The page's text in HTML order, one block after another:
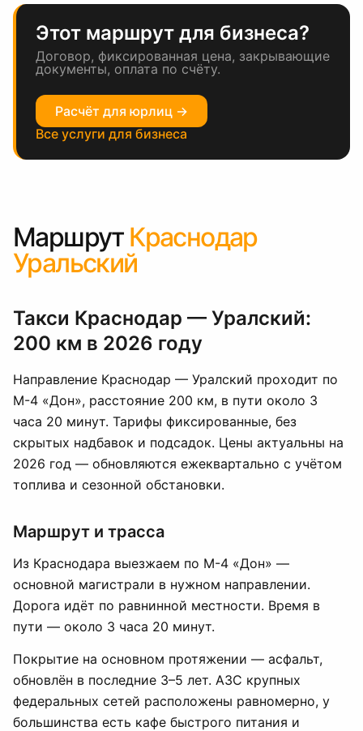
Этот маршрут для бизнеса?
Договор, фиксированная цена, закрывающие
документы, оплата по счёту.
Расчёт для юрлиц →
Все услуги для бизнеса
Маршрут Краснодар
Уральский
Такси Краснодар — Уралский:
200 км в 2026 году
Направление Краснодар — Уралский проходит по
М-4 «Дон», расстояние 200 км, в пути около 3
часа 20 минут. Тарифы фиксированные, без
скрытых надбавок и подсадок. Цены актуальны на
2026 год — обновляются ежеквартально с учётом
топлива и сезонной обстановки.
Маршрут и трасса
Из Краснодара выезжаем по М-4 «Дон» —
основной магистрали в нужном направлении.
Дорога идёт по равнинной местности. Время в
пути — около 3 часа 20 минут.
Покрытие на основном протяжении — асфальт,
обновлён в последние 3–5 лет. АЗС крупных
федеральных сетей расположены равномерно, у
большинства есть кафе быстрого питания и